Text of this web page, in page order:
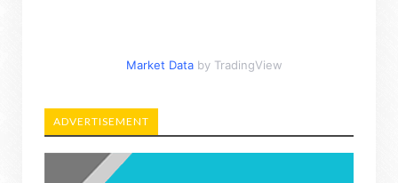
Market Data by TradingView
ADVERTISEMENT